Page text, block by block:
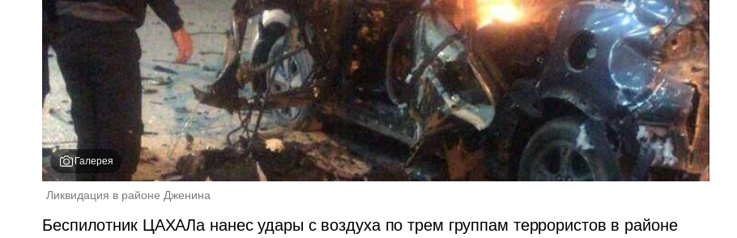
Галерея
Ликвидация в районе Дженина
Беспилотник ЦАХАЛа нанес удары с воздуха по трем группам террористов в районе